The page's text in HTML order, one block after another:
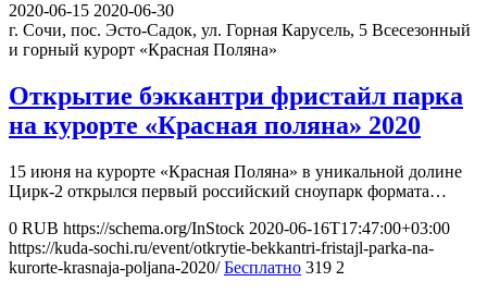
2020-06-15 2020-06-30
г. Сочи, пос. Эсто-Садок, ул. Горная Карусель, 5 Всесезонный
и горный курорт «Красная Поляна»
Открытие бэккантри фристайл парка
на курорте «Красная поляна» 2020
15 июня на курорте «Красная Поляна» в уникальной долине
Цирк-2 открылся первый российский сноупарк формата…
0 RUB https://schema.org/InStock 2020-06-16T17:47:00+03:00
https://kuda-sochi.ru/event/otkrytie-bekkantri-fristajl-parka-na-
kurorte-krasnaja-poljana-2020/ Бесплатно 319 2